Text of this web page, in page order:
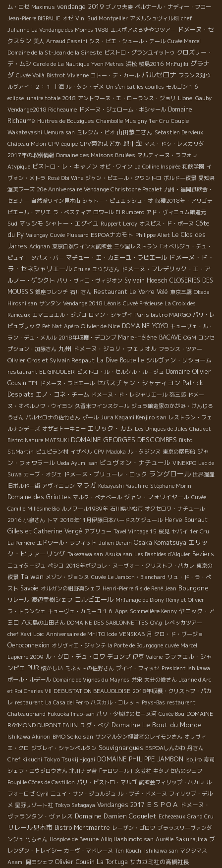
ム・ロゼ Maximus vendange 2019 ブノワ夫妻 ベルナール・ナディー・フコー
Jean-Pierre BISPALIE オゼ Vini Sud Montpellier アメルシュヴィル畑 chef
Julianne La Vendange des Moines 1988 エスポアよろずやつツアー ドメーヌ・セ
クスタン 美人 Arnaud Cassini シス・ピエ・シュール・テール Cuvée Marcel
Domaine de la St-Jean de la Gineste ビストロ・グランユイットゥ クロズリー・
デ・ムシ Carole de La Nautique Yvon Metras 浜松 桜島2016 Mr.Fujiki グラナ
ダ Cuvée Voilà Bistrot VIvienne コトー・デ・カール バルセロナ フランス対ウ
ルグアイ：２：１
上海 ル・タン・デメ On s'en bat les couilles モルゴン１６
eclipse lunaire totale 2018 アントワーヌ・エ・ローランス・ジョリ Lionel Gauby
Vendange2018 Richeaume ドメーヌ・ジェローム・ギシャール Domaine
Richaume Huitres de Bouzigues Chambolle Musigny 1er Cru Couple
Wakabayashi Uemura san ミレジム・ビオ 山田恭二さん Sebastien Dervieux
Châpeau Melon CPV équipe CPV菊池まどか 地中海 マス・ドゥ・レスカリダ
2017年の収穫情報 Domaine des Maisons Brulées マルティーヌ・ラフォレ
Atypique ビストロ・レ・キャノン オビ・ワイン La Colline Inspirée 和飲学園 イ
ヴォン・メトラ Rosé Obi Wine ジャン・ピエール・クワントロ ボルドー夜景 愛知県
渥美フーズ 20e Anniversaire Vendange Christophe Pacalet 九州・福岡試飲会・
セミナー 自然派ワイン見本市 シャトー・ピュエッシュ・オ 収穫2018年・アリゴテ
ピエール・アリエ ラ・ベスティア ロワ−ル El Rumbero アド・ヴィニュム醸造元
Sud マッシモ シャトー・エグイユ Ruppert Leroy オスピス・ド・ボーヌ Côte
du Py Valençay Cuvée Plussard ESPOAナカモト Philippe Aliet Le Clos des
Jarres Acignan 東京自然ワイン大試飲会 三ツ星レストラン「オベルジュ・デュ・
ピュイ」
タパス・バー マチュー・エ・カミーユ・ラピエール ドメーヌ・ド・
ラ・セネシャリエール Cruise ユウジさん ドメーヌ・フレデリック・エ・ア
ルノー・ゲシクト パリ・ヴィニ・ヴィジオン Sylvain Hoesch CLOSERIES DES
MOUSSIS 銀座フレンチ 石川さん Restaurant Le Verre Volé 東京三鷹 Okada
Hiroshi san サンタン Vendange 2018 Léonis Cuveé Précieuse La Croix des
Rameaux エマニュエル・ジブロ ロマン・シャプイ Paris bistro MARGO パリ・レ
ピュブリック Pet Nat Apéro Olivier de Nice DOMAINE YOYO キューヴェ・ル・
ラン・デュ・メルル 2018年収穫・デコンブ Marie-Hélène BACAVE OGM コンセ
プション・加藤さん 九州 ドメーヌ・ジョリ・フェリオル フランス・ツアー
Olivier Cros et Sylvain Respaut La Dive Bouteille シルヴァン・リショーム
restaurant EL GINJOLER ビストロ・ル・セルクル・ルージュ Domaine Olivier
Cousin TF1 ドメーヌ・ラピエール セバスチャン・シャティヨン Patrick
Desplats エノ・コネ・チーム ドメーヌ・ド・レシャリエール 弥三郎 ドメー
ヌ・オベルノワ・ウイヨン 久留米ワインスクール ジュラ醸造家のかがみ・けんじろ
うさん バルセロナの佐竹さん ポール Jura Kagami Kenjiro san レストラン・フェ
ルナンデーズ オザミトーキョー エリック・カム Les Uniques de Jules Chauvet
Bistro Nature MATSUKI DOMAINE GEORGES DESCOMBES Bisto
St.Martin ピュピラン村 イザベル CPV Madoka ル・タジンヌ 東京の屋形船 ジャ
ン・フォワラール Ueda Ayumi san ビュヴォン・ナチュール VINEXPO Lac de
Suwa カーブ・オジェ ドメーヌ・プリューレ・ロック ラングロール 世界遺産
旧ボルドー街 アヴィニョン マラガ Kobayashi Yasuhiro Stéphane Morin
Domaine des Griottes マルク・ぺナベール ジャン・フォワイヤール Cuvée
Camille Millésime Bio ルノワール1989年 石川県小松市 オクセロワ・ナチュール
2016 小泉さん トマ 2018年11月伊藤日本ハードスケジュール Herve Souhaut
Gilles et Catherine Vergé アブリュー Tavel Vintage 15 桜見 ヤバイ 1er Cru
La Perrière エドワール・ラフィット Julien Derain Osaka Komatsuya エリッ
ク・ピファーリング Takezawa san Asuka san Les Bastides d'Alquier Beziers
ニュイタージュ ペシコ 2018年ボジョレ・ヌーヴォー・クリストフ・パカレ 東京の
夜景 Taiwan メゾン・ジョンヌ Cuvée Le Jambon・Blanchard リュ・ド・ラ・ペ
スト Savoie オルガンの紺野真シェフ Henri-Pierre fils de René Jean Bourgone
リレール 渡辺幸樹シェフ コルビエール Mr.Tamajo de Diony Rémy et Olivier
ラ・トランシェ キューヴェ・カミーユ１６ Apps Sommelière Kenny ヤニック・ア
ミロ 八丈島の山田さん DOMAINE DES SABLONNETTES QV.g レベッカツアー
chef Xavi Loïc Anniversaire de Mr ITO Iode VENSKAB 月 クロ・ド・ヴージョ
Oenoconnexion オリヴィエ・ジャンテ la Porte de Bourgogne cuvée Marcel
Lapierre 2009 ル・グロ・デュ・ロワ デコンブ 伊豆 Valérie ラファエル・シャ
ンピエ PUR 懐かしい ミネットの佐野さん プイイ・フィッセ President Ishikawa
ポール・ルデール Domaine de Vignes du Maynes 共栄 大分の俊さん Jeanne d'Arc
et Roi Charles VII DEGUSTATION BEAUJOLOISE 2018年収穫・クリストフ・パカ
レ restaurent La Casa del Perro パスカル・コレット Pays-Bas restaurent
Chateaubriand Fukuoka Imao-san パリ・夕焼けのセーヌ河 Cuvée Bou DOMAINE
RAYMOND DUPONT FAHN ユグ・べゲ Domaine Le Bout du Monde
Ishikawa Akinori BMO Seiko san サンマルタン経営者のレイモンさん オリヴィ
エ・クロ ジブレイ・シャンベルタン Souvignargues ESPOAしんかわ 丹さん
Chef Kikuchi Tokyo Tsukiji-jogai DOMAINE PHILIPPE JAMBON Isojiro 寿司
シェフ・ユウジロウさん 北川ナヲ著「テロワール」文芸社 キタノセ店のシェフ
Poupille Côtes de Castillon パリ・ビストロ・マルゴ 試飲会フィリップ・パカレ ル
フォーロゼ Cyril ニュイ・サン・ジョルジュ ル・プチ・ドメーヌ フィリップ・デル
メ 星野リゾート社 Tokyo Setagaya Vendanges 2017 ＥＳＰＯＡ ドメーヌ・
ヴァランタン・ヴァレス Domaine Damien Coquelet Echezeaux Grand Cru
リレール見本市 Bistro Montmartre レーザン・ゴロワ ブラッスリーヴァンダ
ンジュ 竹ちゃん Hospice de Beaune Alliq Hashimoto san Aurélie Sakurajima ブ
レンダン・トレイシー カーヴ・マドレーヌ Ten Kouchi Ishikawa san マクシマス
Asami 岡田シェフ Olivier Cousin La Tortuga サカガミ社の高橋社長